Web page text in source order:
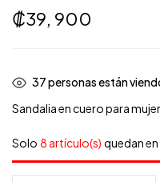
₡39, 900
33personas están
Sandalia en cuero para mujer.
Solo 8 artículo(s) quedan